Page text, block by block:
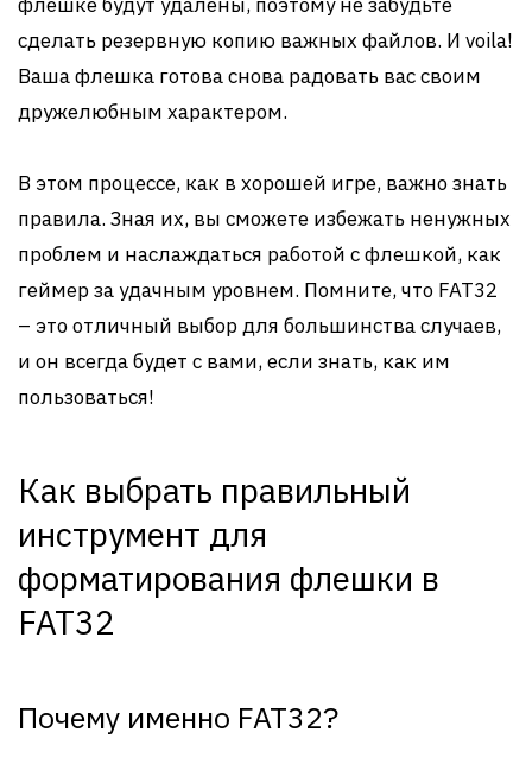
сделать резервную копию важных файлов. И voila!
Ваша флешка готова снова радовать вас своим
дружелюбным характером.
В этом процессе, как в хорошей игре, важно знать
правила. Зная их, вы сможете избежать ненужных
проблем и наслаждаться работой с флешкой, как
геймер за удачным уровнем. Помните, что FAT32
– это отличный выбор для большинства случаев,
и он всегда будет с вами, если знать, как им
пользоваться!
Как выбрать правильный
инструмент для
форматирования флешки в
FAT32
Почему именно FAT32?